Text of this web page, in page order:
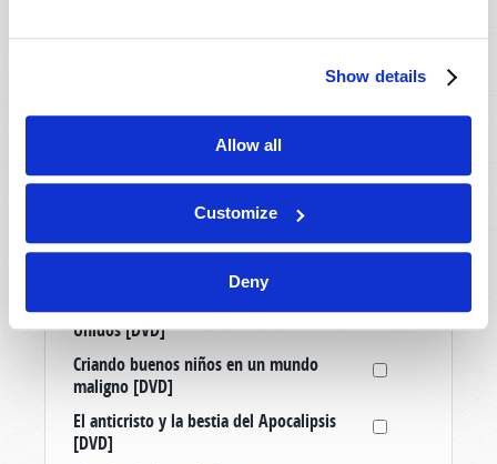
Show details
Allow all
Customize
Deny
¿Qué o quién es el anticristo?
Oriente [Artículo reimpreso]
¿Un cuarto Reich? ¿Cuál es el futuro de
Alemania? [Artículo reimpreso]
Las siete leyes del éxito [CD]
Auge y caída de Gran Bretaña y Estados
Unidos [DVD]
Criando buenos niños en un mundo
maligno [DVD]
El anticristo y la bestia del Apocalipsis
[DVD]